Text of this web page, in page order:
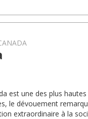
est une des plus
le dévouement
extraordinaire à la